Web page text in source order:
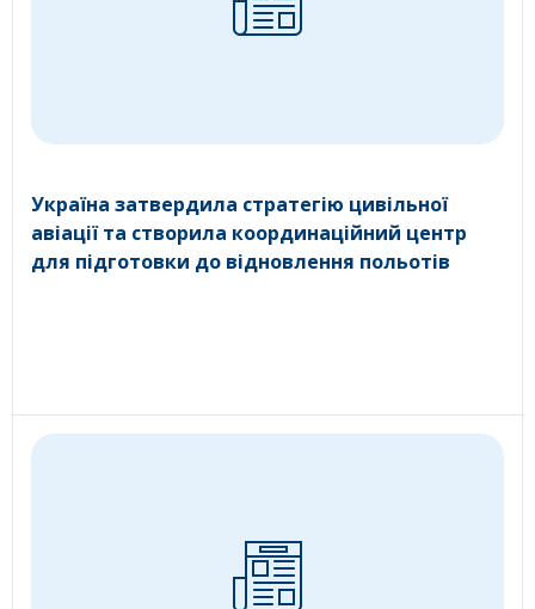
Україна затвердила стратегію цивільної
авіації та створила координаційний центр
для підготовки до відновлення польотів